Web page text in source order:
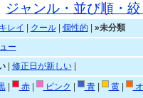
ジャンル・並び順・
キレイ クール| 個性的
»未分類
ー
| 修正日が新しい|
| 赤| ピンク 青| 黄|